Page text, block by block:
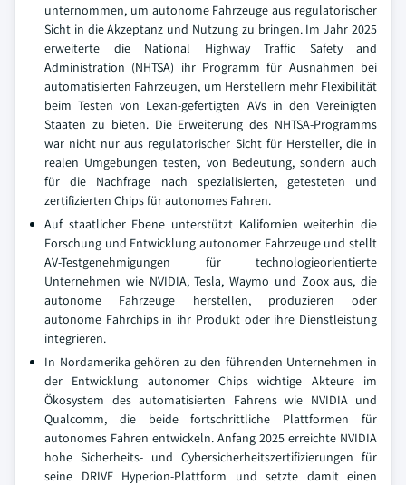
unternommen, um autonome Fahrzeuge aus regulatorischer
Sicht in die Akzeptanz und Nutzung zu bringen. Im Jahr 2025
erweiterte die National Highway Traffic Safety and
Administration (NHTSA) ihr Programm für Ausnahmen bei
automatisierten Fahrzeugen, um Herstellern mehr Flexibilität
beim Testen von Lexan-gefertigten AVs in den Vereinigten
Staaten zu bieten. Die Erweiterung des NHTSA-Programms
war nicht nur aus regulatorischer Sicht für Hersteller, die in
realen Umgebungen testen, von Bedeutung, sondern auch
für die Nachfrage nach spezialisierten, getesteten und
zertifizierten Chips für autonomes Fahren.
Auf staatlicher Ebene unterstützt Kalifornien weiterhin die
Forschung und Entwicklung autonomer Fahrzeuge und stellt
AV-Testgenehmigungen für technologieorientierte
Unternehmen wie NVIDIA, Tesla, Waymo und Zoox aus, die
autonome Fahrzeuge herstellen, produzieren oder
autonome Fahrchips in ihr Produkt oder ihre Dienstleistung
integrieren.
In Nordamerika gehören zu den führenden Unternehmen in
der Entwicklung autonomer Chips wichtige Akteure im
Ökosystem des automatisierten Fahrens wie NVIDIA und
Qualcomm, die beide fortschrittliche Plattformen für
autonomes Fahren entwickeln. Anfang 2025 erreichte NVIDIA
hohe Sicherheits- und Cybersicherheitszertifizierungen für
seine DRIVE Hyperion-Plattform und setzte damit einen